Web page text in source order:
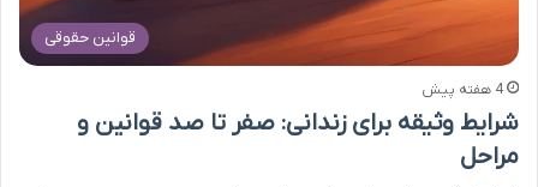
قوانین حقوقی
4 هفته پیش
شرایط وثیقه برای زندانی: صفر تا صد قوانین و
مراحل